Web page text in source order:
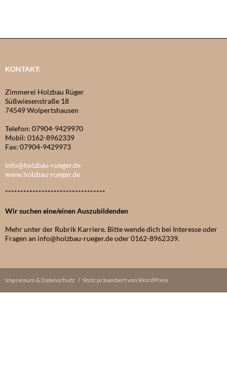
KONTAKT:
Zimmerei Holzbau Rüger
Süßwiesenstraße 18
74549 Wolpertshausen
Telefon: 07904-9429970
Mobil: 0162-8962339
Fax: 07904-9429973
info@holzbau-rueger.de
www.holzbau-rueger.de
*********************************
Wir suchen eine/einen Auszubildenden
Mehr unter der Rubrik Karriere. Bitte wende dich bei Interesse oder
Fragen an info@holzbau-rueger.de oder 0162-8962339.
Impressum & Datenschutz Stolz präsentiert von WordPress